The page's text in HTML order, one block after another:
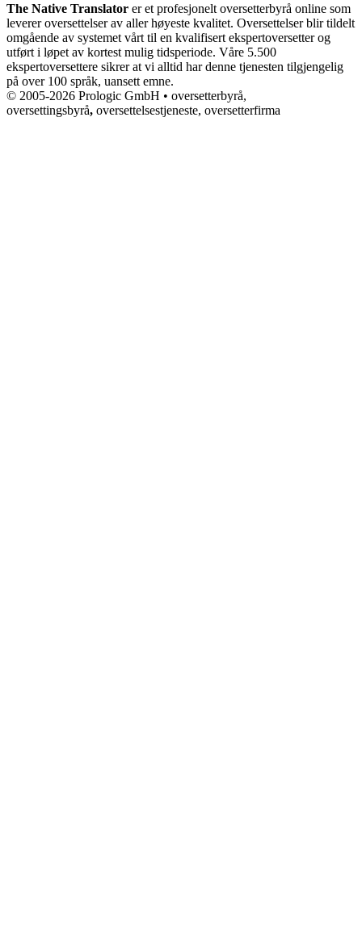
The Native Translator er et profesjonelt oversetterbyrå online som
leverer oversettelser av aller høyeste kvalitet. Oversettelser blir tildelt
omgående av systemet vårt til en kvalifisert ekspertoversetter og
utført i løpet av kortest mulig tidsperiode. Våre 5.500
ekspertoversettere sikrer at vi alltid har denne tjenesten tilgjengelig
på over 100 språk, uansett emne.
© 2005-2026 Prologic GmbH • oversetterbyrå,
oversettingsbyrå, oversettelsestjeneste, oversetterfirma